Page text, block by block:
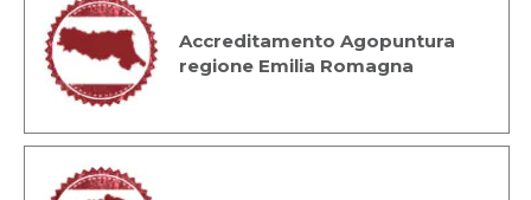
Accreditamento Agopuntura
regione Emilia Romagna